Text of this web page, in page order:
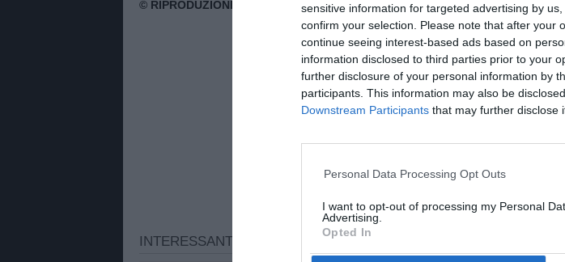
sensitive information for targeted advertising by
confirm your selection. Please note that after your
continue seeing interest-based ads based on
information disclosed to third parties prior to your
further disclosure of your personal information by
participants. This information may also be
Downstream Participants that may further disclose
Personal Data Processing Opt Outs
I want to opt-out of processing my Personal
Advertising.
Opted In